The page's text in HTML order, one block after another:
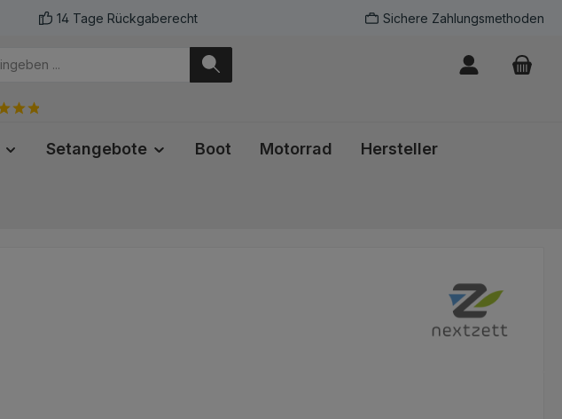
14 Tage Rückgaberecht Sichere Zahlungsmethoden
Setangebote Boot Motorrad Hersteller